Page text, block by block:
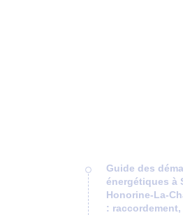
Guide des
énergétiques à
Honorine-La-
: raccordement,